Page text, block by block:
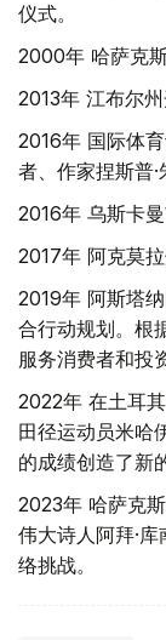
仪式。
2000年 哈萨克
2013年 江布尔
2016年 国际体
者、作家捏斯普·
2016年 乌斯卡
2017年 阿克莫
2019年 阿斯塔
合行动规划。根
服务消费者和投
2022年 在土耳
田径运动员米哈
的成绩创造了新
2023年 哈萨克
伟大诗人阿拜·
络挑战。